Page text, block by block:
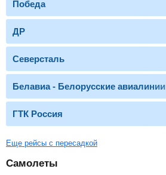
Победа
ДР
Северсталь
Белавиа - Белорусские авиалинии
ГТК Россия
Еще рейсы с пересадкой
Самолеты